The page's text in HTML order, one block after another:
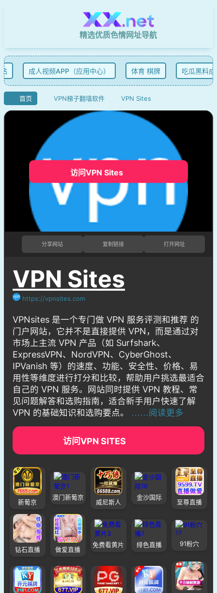
精选优质色情网址导航
成人视频APP（应用中心） 体育 棋牌 吃瓜黑料成
首页 VPN梯子翻墙软件 VPN Sites
访问VPN Sites
分享网站 复制链接 打开网址
VPN Sites
https://vpnsites.com
VPNsites 是一个专门做 VPN 服务评测和推荐 的
门户网站，它并不是直接提供 VPN，而是通过对
市场上主流 VPN 产品（如 Surfshark、
ExpressVPN、NordVPN、CyberGhost、
IPVanish 等）的速度、功能、安全性、价格、易
用性等维度进行打分和比较，帮助用户挑选最适合
自己的 VPN 服务。网站同时提供 VPN 教程、常
见问题解答和选购指南，适合新手用户快速了解
VPN 的基础知识和选购要点。 ……阅读更多
访问VPN SITES
新葡京
澳门新葡京
威尼斯人
金沙国际
至尊直播
钻石直播 做爱直播
免费看黄片 绯色直播 91粉穴